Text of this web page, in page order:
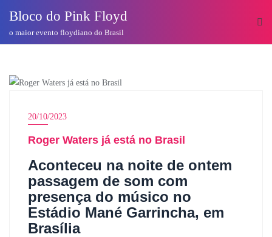
conteúdo
Bloco do Pink Floyd
o maior evento floydiano do Brasil
20/10/2023
Roger Waters já está no Brasil
Aconteceu na noite de ontem
passagem de som com
presença do músico no
Estádio Mané Garrincha, em
Brasília